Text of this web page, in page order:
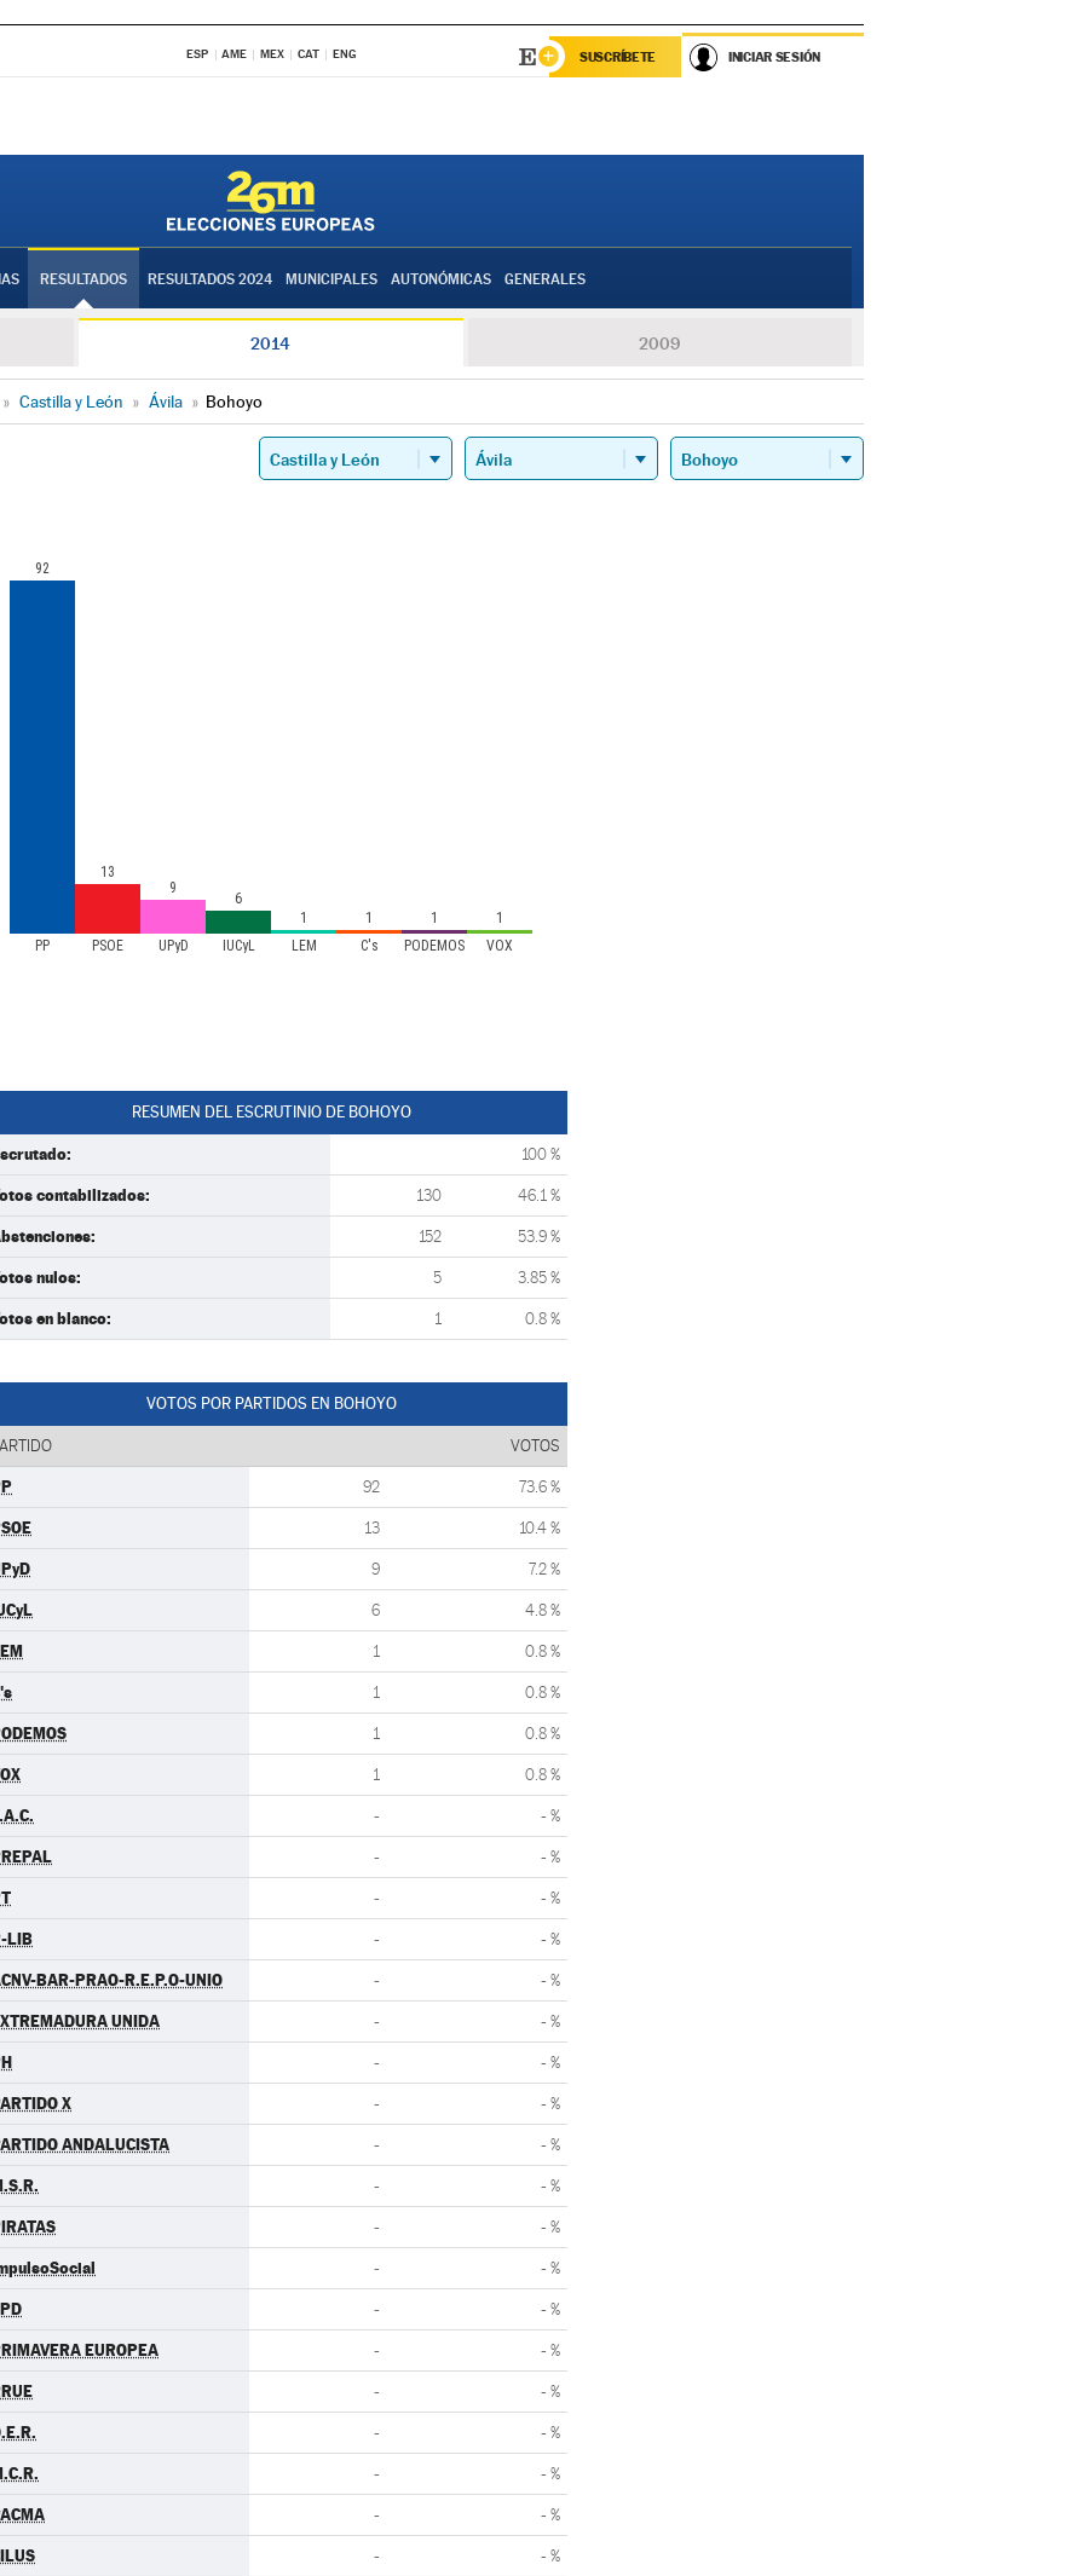
ESP AME MEX CAT ENG SUSCRÍBETE INICIAR SESIÓN
RESULTADOS RESULTADOS 2024 MUNICIPALES AUTONÓMICAS GENERALES
2014 2009
» Castilla y León » Ávila » Bohoyo
PP PSOE UPyD IUCyL LEM C's PODEMOS VOX
92
13
9
6
1
1 1 1
RESUMEN DEL ESCRUTINIO DE BOHOYO
100 %
contabilizados: 130 46.1 %
152 53.9 %
nulos: 5 3.85 %
en blanco: 1 0.8 %
VOTOS POR PARTIDOS EN BOHOYO
VOTOS
92 73.6 %
13 10.4 %
9 7.2 %
6 4.8 %
1 0.8 %
1 0.8 %
1 0.8 %
1 0.8 %
- - %
- - %
- - %
LIB - - %
BAR-PRAO-R.E.P.O-UNIO - - %
UNIDA - - %
- - %
X - - %
ANDALUCISTA - - %
- - %
- - %
- - %
- - %
EUROPEA - - %
- - %
- - %
- - %
- - %
- - %